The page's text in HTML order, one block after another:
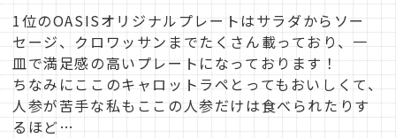
1位のOASISオリジナルプレートはサラダからソー
セージ、クロワッサンまでたくさん載っており、一
皿で満足感の高いプレートになっております！
ちなみにここのキャロットラペとってもおいしくて、
人参が苦手な私もここの人参だけは食べられたりす
るほど…